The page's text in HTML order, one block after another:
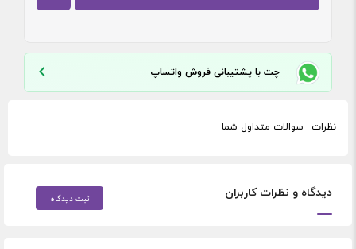
چت با پشتیبانی فروش واتساپ
نظرات سوالات متداول شما
دیدگاه و نظرات کاربران ثبت دیدگاه